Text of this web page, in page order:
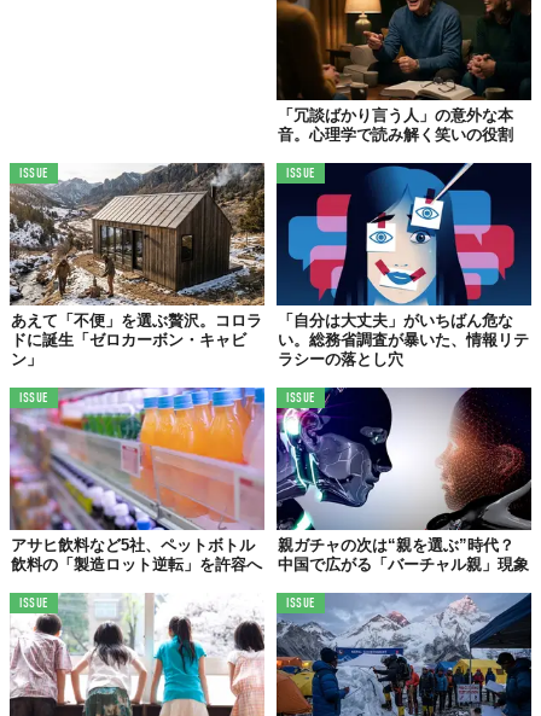
「冗談ばかり言う人」の意外な本
音。心理学で読み解く笑いの役割
ISSUE
あえて「不便」を選ぶ贅沢。コロラ
ドに誕生「ゼロカーボン・キャビ
ン」
ISSUE
「自分は大丈夫」がいちばん危な
い。総務省調査が暴いた、情報リテ
ラシーの落とし穴
ISSUE
アサヒ飲料など5社、ペットボトル
飲料の「製造ロット逆転」を許容へ
ISSUE
親ガチャの次は“親を選ぶ”時代？
中国で広がる「バーチャル親」現象
ISSUE ISSUE